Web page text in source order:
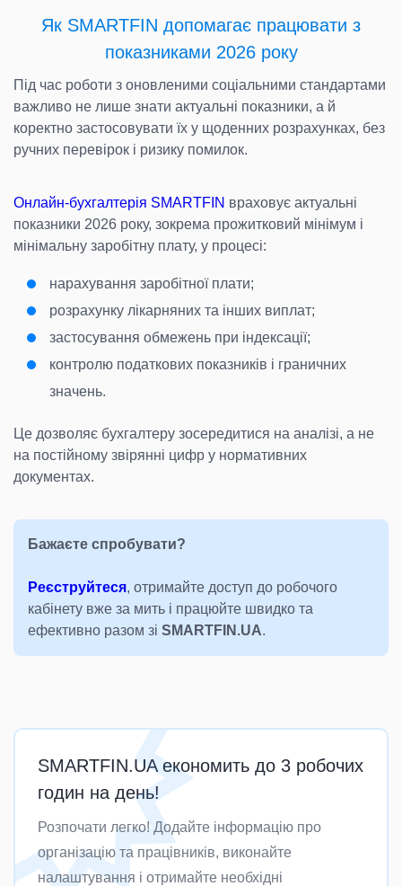
Як SMARTFIN допомагає працювати з
показниками 2026 року
Під час роботи з оновленими соціальними стандартами
важливо не лише знати актуальні показники, а й
коректно застосовувати їх у щоденних розрахунках, без
ручних перевірок і ризику помилок.
Онлайн-бухгалтерія SMARTFIN враховує актуальні
показники 2026 року, зокрема прожитковий мінімум і
мінімальну заробітну плату, у процесі:
нарахування заробітної плати;
розрахунку лікарняних та інших виплат;
застосування обмежень при індексації;
контролю податкових показників і граничних
значень.
Це дозволяє бухгалтеру зосередитися на аналізі, а не
на постійному звірянні цифр у нормативних
документах.
Бажаєте спробувати?
Реєструйтеся, отримайте доступ до робочого
кабінету вже за мить і працюйте швидко та
ефективно разом зі SMARTFIN.UA.
SMARTFIN.UA економить до 3 робочих
годин на день!
Розпочати легко! Додайте інформацію про
організацію та працівників, виконайте
налаштування і отримайте необхідні